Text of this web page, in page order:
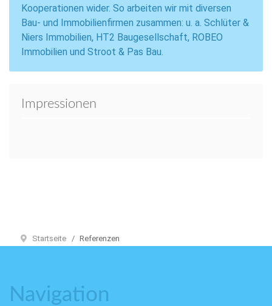
Kooperationen wider. So arbeiten wir mit diversen
Bau- und Immobilienfirmen zusammen: u. a. Schlüter &
Niers Immobilien, HT2 Baugesellschaft, ROBEO
Immobilien und Stroot & Pas Bau.
Impressionen
Startseite Referenzen
Navigation